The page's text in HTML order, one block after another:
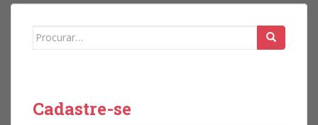
Search for:
Cadastre-se